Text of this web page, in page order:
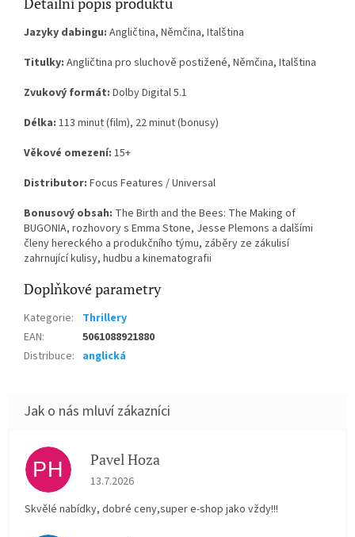
Jazyky dabingu: Angličtina, Němčina, Italština
Titulky: Angličtina pro sluchově postižené, Němčina, Italština
Zvukový formát: Dolby Digital 5.1
Délka: 113 minut (film), 22 minut (bonusy)
Věkové omezení: 15+
Distributor: Focus Features / Universal
Bonusový obsah: The Birth and the Bees: The Making of
BUGONIA, rozhovory s Emma Stone, Jesse Plemons a dalšími
členy hereckého a produkčního týmu, záběry ze zákulisí
zahrnující kulisy, hudbu a kinematografii
Doplňkové parametry
Kategorie:
Thrillery
EAN:
5061088921880
Distribuce: anglická
PH Pavel Hoza
Hodnocení obchodu je 5 z 5 hvězdiček.
13.7.2026
Skvělé nabídky, dobré ceny,super e-shop jako vždy!!!